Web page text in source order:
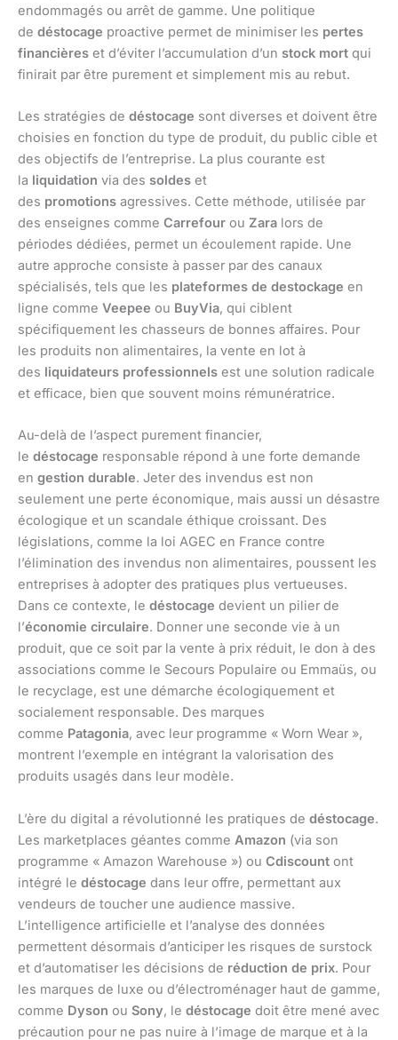
endommagés ou arrêt de gamme. Une politique
de déstocage proactive permet de minimiser les pertes
financières et d’éviter l’accumulation d’un stock mort qui
finirait par être purement et simplement mis au rebut.
Les stratégies de déstocage sont diverses et doivent être
choisies en fonction du type de produit, du public cible et
des objectifs de l’entreprise. La plus courante est
la liquidation via des soldes et
des promotions agressives. Cette méthode, utilisée par
des enseignes comme Carrefour ou Zara lors de
périodes dédiées, permet un écoulement rapide. Une
autre approche consiste à passer par des canaux
spécialisés, tels que les plateformes de destockage en
ligne comme Veepee ou BuyVia, qui ciblent
spécifiquement les chasseurs de bonnes affaires. Pour
les produits non alimentaires, la vente en lot à
des liquidateurs professionnels est une solution radicale
et efficace, bien que souvent moins rémunératrice.
Au-delà de l’aspect purement financier,
le déstocage responsable répond à une forte demande
en gestion durable. Jeter des invendus est non
seulement une perte économique, mais aussi un désastre
écologique et un scandale éthique croissant. Des
législations, comme la loi AGEC en France contre
l’élimination des invendus non alimentaires, poussent les
entreprises à adopter des pratiques plus vertueuses.
Dans ce contexte, le déstocage devient un pilier de
l’économie circulaire. Donner une seconde vie à un
produit, que ce soit par la vente à prix réduit, le don à des
associations comme le Secours Populaire ou Emmaüs, ou
le recyclage, est une démarche écologiquement et
socialement responsable. Des marques
comme Patagonia, avec leur programme « Worn Wear »,
montrent l’exemple en intégrant la valorisation des
produits usagés dans leur modèle.
L’ère du digital a révolutionné les pratiques de déstocage.
Les marketplaces géantes comme Amazon (via son
programme « Amazon Warehouse ») ou Cdiscount ont
intégré le déstocage dans leur offre, permettant aux
vendeurs de toucher une audience massive.
L’intelligence artificielle et l’analyse des données
permettent désormais d’anticiper les risques de surstock
et d’automatiser les décisions de réduction de prix. Pour
les marques de luxe ou d’électroménager haut de gamme,
comme Dyson ou Sony, le déstocage doit être mené avec
précaution pour ne pas nuire à l’image de marque et à la